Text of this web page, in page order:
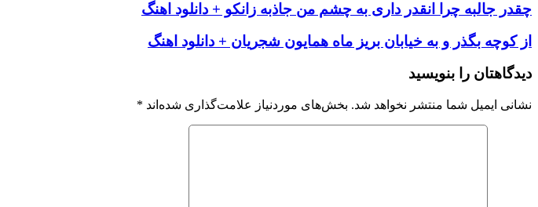
چقدر جالبه چرا انقدر داری به چشم من جاذبه زانکو + دانلود اهنگ
از کوچه بگذر و به خیابان بریز ماه همایون شجریان + دانلود اهنگ
دیدگاهتان را بنویسید
نشانی ایمیل شما منتشر نخواهد شد. بخش‌های موردنیاز علامت‌گذاری شده‌اند *